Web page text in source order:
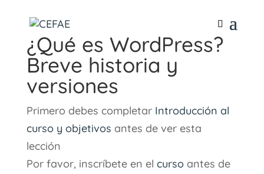
¿Qué es WordPress?
Breve historia y
versiones
Primero debes completar Introducción al
curso y objetivos antes de ver esta
lección
Por favor, inscríbete en el cursoantes de